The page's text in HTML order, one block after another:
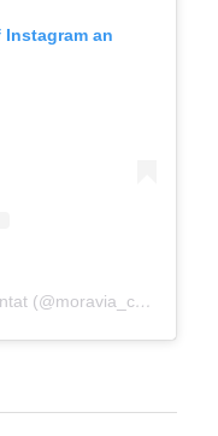
an
Ein Beitrag geteilt von Moravia Cantat (@moravia_cantat)